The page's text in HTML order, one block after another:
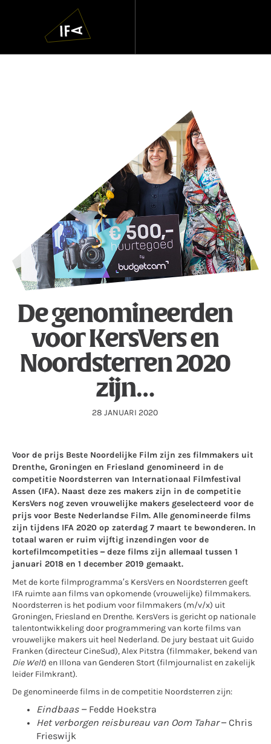
Navigatie
overslaan
De genomineerden
voor KersVers en
Noordsterren 2020
zijn…
28 JANUARI 2020
Voor de prijs Beste Noordelijke Film zijn zes filmmakers uit
Drenthe, Groningen en Friesland genomineerd in de
competitie Noordsterren van Internationaal Filmfestival
Assen (IFA). Naast deze zes makers zijn in de competitie
KersVers nog zeven vrouwelijke makers geselecteerd voor de
prijs voor Beste Nederlandse Film. Alle genomineerde films
zijn tijdens IFA 2020 op zaterdag 7 maart te bewonderen. In
totaal waren er ruim vijftig inzendingen voor de
kortefilmcompetities – deze films zijn allemaal tussen 1
januari 2018 en 1 december 2019 gemaakt.
Met de korte filmprogramma’s KersVers en Noordsterren geeft
IFA ruimte aan films van opkomende (vrouwelijke) filmmakers.
Noordsterren is het podium voor filmmakers (m/v/x) uit
Groningen, Friesland en Drenthe. KersVers is gericht op nationale
talentontwikkeling door programmering van korte films van
vrouwelijke makers uit heel Nederland. De jury bestaat uit Guido
Franken (directeur CineSud), Alex Pitstra (filmmaker, bekend van
Die Welt) en Illona van Genderen Stort (filmjournalist en zakelijk
leider Filmkrant).
De genomineerde films in de competitie Noordsterren zijn:
Eindbaas – Fedde Hoekstra
Het verborgen reisbureau van Oom Tahar– Chris
Frieswijk